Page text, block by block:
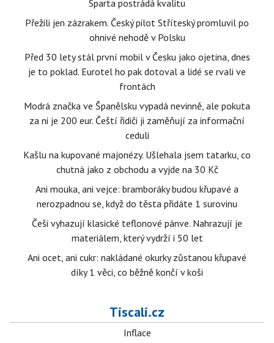
Sparta postrádá kvalitu
Přežili jen zázrakem. Český pilot Stříteský promluvil po
ohnivé nehodě v Polsku
Před 30 lety stál první mobil v Česku jako ojetina, dnes
je to poklad. Eurotel ho pak dotoval a lidé se rvali ve
frontách
Modrá značka ve Španělsku vypadá nevinně, ale pokuta
za ni je 200 eur. Čeští řidiči ji zaměňují za informační
ceduli
Kašlu na kupované majonézy. Ušlehala jsem tatarku, co
chutná jako z obchodu a vyjde na 30 Kč
Ani mouka, ani vejce: bramboráky budou křupavé a
nerozpadnou se, když do těsta přidáte 1 surovinu
Češi vyhazují klasické teflonové pánve. Nahrazují je
materiálem, který vydrží i 50 let
Ani ocet, ani cukr: nakládané okurky zůstanou křupavé
díky 1 věci, co běžně končí v koši
Tiscali.cz
Inflace